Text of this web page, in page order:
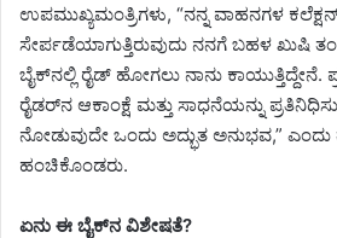
ಉಪಮುಖ್ಯಮಂತ್ರಿಗಳು, “ನನ್ನ ವಾಹನಗಳ
ಸೇರ್ಪಡೆಯಾಗುತ್ತಿರುವುದು ನನಗೆ ಬಹಳ ಖುಷಿ
ಬೈಕ್‌ನಲ್ಲಿ ರೈಡ್ ಹೋಗಲು ನಾನು ಕಾಯುತ್ತಿದ್ದೇನೆ.
ರೈಡರ್‌ನ ಆಕಾಂಕ್ಷೆ ಮತ್ತು ಸಾಧನೆಯನ್ನು
ನೋಡುವುದೇ ಒಂದು ಅದ್ಭುತ ಅನುಭವ,”
ಹಂಚಿಕೊಂಡರು.
ಏನು ಈ ಬೈಕ್‌ನ ವಿಶೇಷತೆ?